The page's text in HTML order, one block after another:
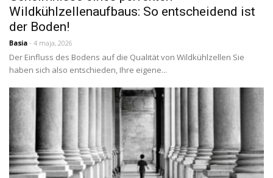
Wildkühlzellenaufbaus: So entscheidend ist
der Boden!
Basia - 4 maja, 2026
Der Einfluss des Bodens auf die Qualität von Wildkühlzellen Sie
haben sich also entschieden, Ihre eigene...